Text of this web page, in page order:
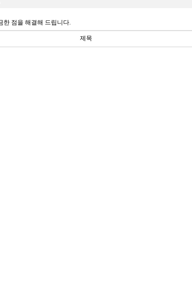
한 점을 해결해 드립니다.
제목